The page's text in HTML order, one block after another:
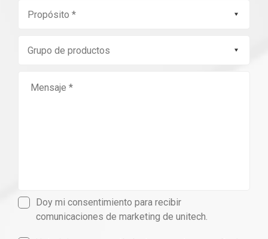
Doy mi consentimiento para recibir
comunicaciones de marketing de unitech.